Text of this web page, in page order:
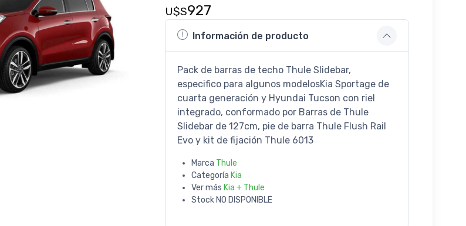
U$S927
Información de producto
Pack de barras de techo Thule Slidebar,
especifico para algunos modelosKia Sportage de
cuarta generación y Hyundai Tucson con riel
integrado, conformado por Barras de Thule
Slidebar de 127cm, pie de barra Thule Flush Rail
Evo y kit de fijación Thule 6013
Marca Thule
Categoría Kia
Ver más Kia + Thule
Stock NO DISPONIBLE